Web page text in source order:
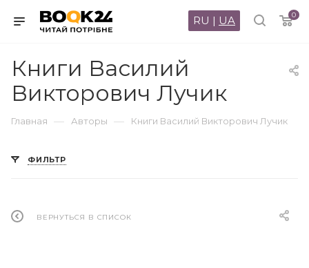
0
RU | UA
Книги Василий
Викторович Лучик
Главная — Авторы — Книги Василий Викторович Лучик
ФИЛЬТР
ВЕРНУТЬСЯ В СПИСОК